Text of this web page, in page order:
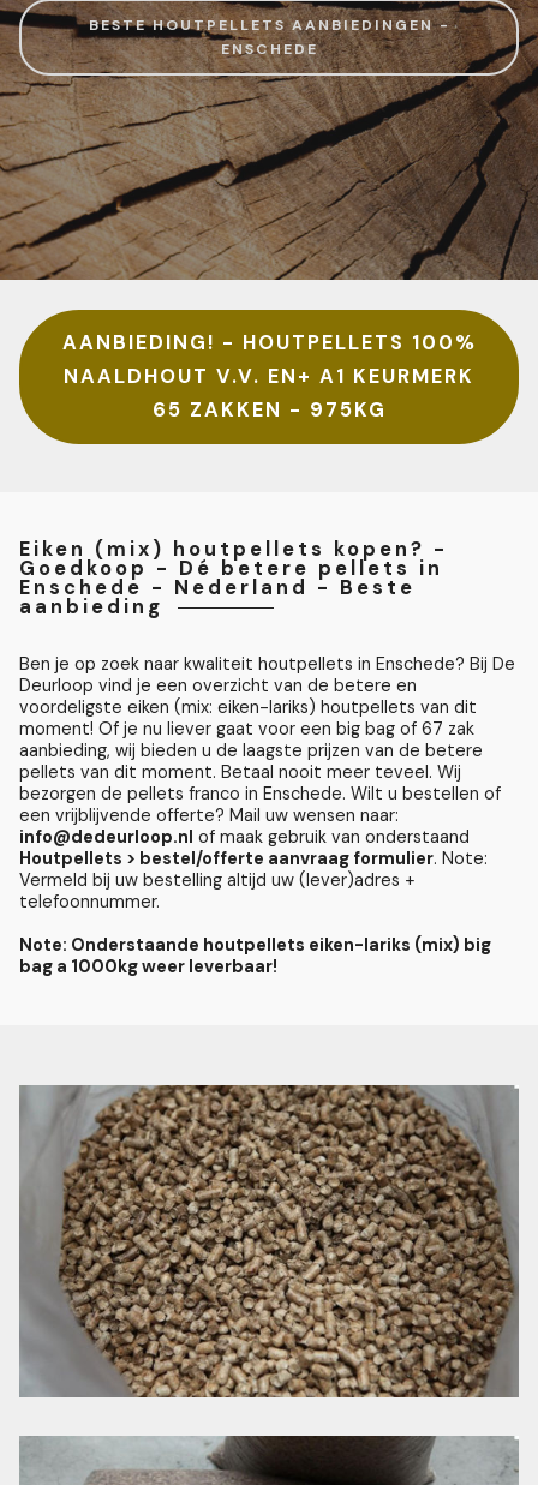
BESTE HOUTPELLETS AANBIEDINGEN -
ENSCHEDE
AANBIEDING! - HOUTPELLETS 100%
NAALDHOUT V.V. EN+ A1 KEURMERK
65 ZAKKEN - 975KG
Eiken (mix) houtpellets kopen? -
Goedkoop - Dé betere pellets in
Enschede - Nederland - Beste
aanbieding
Ben je op zoek naar kwaliteit houtpellets in Enschede? Bij De
Deurloop vind je een overzicht van de betere en
voordeligste eiken (mix: eiken-lariks) houtpellets van dit
moment! Of je nu liever gaat voor een big bag of 67 zak
aanbieding, wij bieden u de laagste prijzen van de betere
pellets van dit moment. Betaal nooit meer teveel. Wij
bezorgen de pellets franco in Enschede. Wilt u bestellen of
een vrijblijvende offerte? Mail uw wensen naar:
info@dedeurloop.nl of maak gebruik van onderstaand
Houtpellets > bestel/offerte aanvraag formulier. Note:
Vermeld bij uw bestelling altijd uw (lever)adres +
telefoonnummer.
Note: Onderstaande houtpellets eiken-lariks (mix) big
bag a 1000kg weer leverbaar!